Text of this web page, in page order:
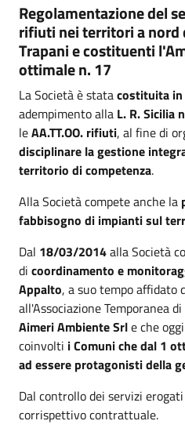
Regolamentazione del
rifiuti nei territori a nord
Trapani e costituenti
ottimale n. 17
La Società è statacostituita
adempimento alla L. R. Sicilia
leAA.TT.OO. rifiuti, al fine di
disciplinare la gestione
territorio di competenza.
Alla Società compete anche la
fabbisogno di impianti sul
Dal 18/03/2014alla Società
di coordinamento e
Appalto, a suo tempo affidato
all'Associazione Temporanea
Aimeri Ambiente Srle che
coinvolti i Comuni che dal 1
ad essere protagonisti della
Dal controllo dei servizi
corrispettivo contrattuale.